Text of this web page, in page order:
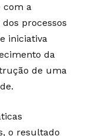
com a
processos
iniciativa
da
de uma
o resultado